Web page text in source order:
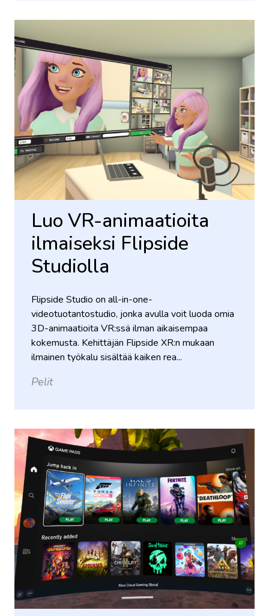
Luo VR-animaatioita
ilmaiseksi Flipside
Studiolla
Flipside Studio on all-in-one-
videotuotantostudio, jonka avulla voit luoda omia
3D-animaatioita VR:ssä ilman aikaisempaa
kokemusta. Kehittäjän Flipside XR:n mukaan
ilmainen työkalu sisältää kaiken rea...
Pelit